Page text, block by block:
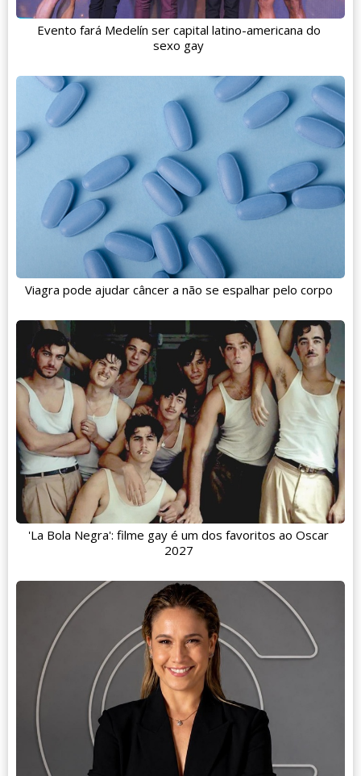
Evento fará Medelín ser capital latino-americana do
sexo gay
Viagra pode ajudar câncer a não se espalhar pelo corpo
'La Bola Negra': filme gay é um dos favoritos ao Oscar
2027